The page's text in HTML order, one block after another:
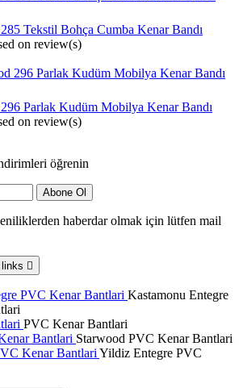
Tekstil Bohça Cumba Kenar Bandı
on review(s)
Parlak Kudüm Mobilya Kenar Bandı
on review(s)
öğrenin
haberdar olmak için lütfen mail

PVC Kenar Bantlari Kastamonu Entegre
PVC Kenar Bantlari
Bantlari Starwood PVC Kenar Bantlari
Kenar Bantlari Yildiz Entegre PVC